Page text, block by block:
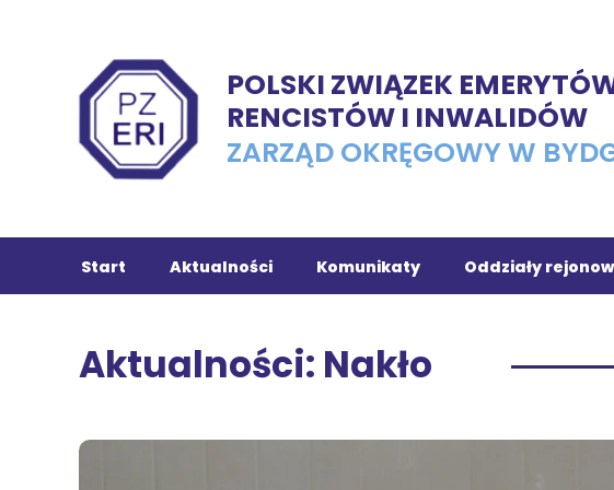
POLSKI ZWIĄZEK
RENCISTÓW I INWALIDÓW
ZARZĄD OKRĘGOWY W
Start Aktualności Komunikaty Oddziały
Tuchola
Aktualności: Nakło